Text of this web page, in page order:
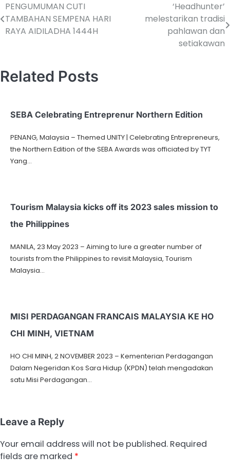
PENGUMUMAN CUTI
TAMBAHAN SEMPENA HARI
RAYA AIDILADHA 1444H
‘Headhunter’
melestarikan tradisi
pahlawan dan
setiakawan
Related Posts
SEBA Celebrating Entreprenur Northern Edition
PENANG, Malaysia – Themed UNITY | Celebrating Entrepreneurs,
the Northern Edition of the SEBA Awards was officiated by TYT
Yang…
Tourism Malaysia kicks off its 2023 sales mission to
the Philippines
MANILA, 23 May 2023 – Aiming to lure a greater number of
tourists from the Philippines to revisit Malaysia, Tourism
Malaysia…
MISI PERDAGANGAN FRANCAIS MALAYSIA KE HO
CHI MINH, VIETNAM
HO CHI MINH, 2 NOVEMBER 2023 – Kementerian Perdagangan
Dalam Negeridan Kos Sara Hidup (KPDN) telah mengadakan
satu Misi Perdagangan…
Leave a Reply
Your email address will not be published. Required
fields are marked *